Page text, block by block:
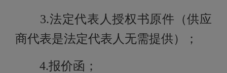
3.法定代表人授权书原件（供应
商代表是法定代表人无需提供）；
4.报价函；